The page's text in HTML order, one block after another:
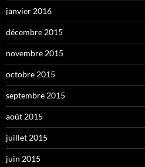
janvier 2016
décembre 2015
novembre 2015
octobre 2015
septembre 2015
août 2015
juillet 2015
juin 2015